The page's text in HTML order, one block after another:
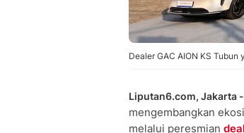
Dealer GAC AION KS
Liputan6.com, Jakarta -
mengembangkan
melalui peresmian